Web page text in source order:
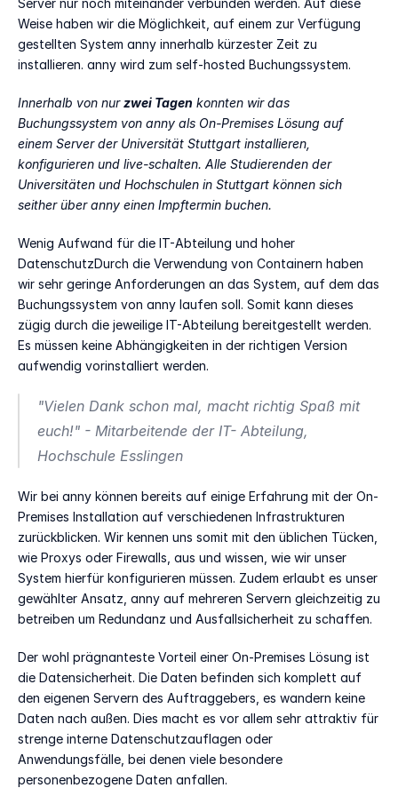
Server nur noch miteinander verbunden werden. Auf diese
Weise haben wir die Möglichkeit, auf einem zur Verfügung
gestellten System anny innerhalb kürzester Zeit zu
installieren. anny wird zum self-hosted Buchungssystem.
Innerhalb von nur zwei Tagen konnten wir das
Buchungssystem von anny als On-Premises Lösung auf
einem Server der Universität Stuttgart installieren,
konfigurieren und live-schalten. Alle Studierenden der
Universitäten und Hochschulen in Stuttgart können sich
seither über anny einen Impftermin buchen.
Wenig Aufwand für die IT-Abteilung und hoher
DatenschutzDurch die Verwendung von Containern haben
wir sehr geringe Anforderungen an das System, auf dem das
Buchungssystem von anny laufen soll. Somit kann dieses
zügig durch die jeweilige IT-Abteilung bereitgestellt werden.
Es müssen keine Abhängigkeiten in der richtigen Version
aufwendig vorinstalliert werden.
"Vielen Dank schon mal, macht richtig Spaß mit
euch!" - Mitarbeitende der IT- Abteilung,
Hochschule Esslingen
Wir bei anny können bereits auf einige Erfahrung mit der On-
Premises Installation auf verschiedenen Infrastrukturen
zurückblicken. Wir kennen uns somit mit den üblichen Tücken,
wie Proxys oder Firewalls, aus und wissen, wie wir unser
System hierfür konfigurieren müssen. Zudem erlaubt es unser
gewählter Ansatz, anny auf mehreren Servern gleichzeitig zu
betreiben um Redundanz und Ausfallsicherheit zu schaffen.
Der wohl prägnanteste Vorteil einer On-Premises Lösung ist
die Datensicherheit. Die Daten befinden sich komplett auf
den eigenen Servern des Auftraggebers, es wandern keine
Daten nach außen. Dies macht es vor allem sehr attraktiv für
strenge interne Datenschutzauflagen oder
Anwendungsfälle, bei denen viele besondere
personenbezogene Daten anfallen.